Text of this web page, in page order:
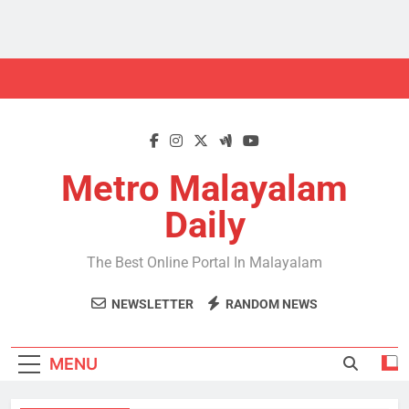
Metro Malayalam
Daily
The Best Online Portal In Malayalam
NEWSLETTER RANDOM NEWS
MENU